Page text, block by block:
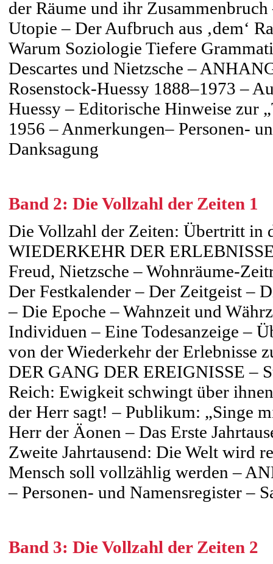
der Räume und ihr
Utopie – Der Aufbruch aus ‚dem‘
Warum Soziologie Tiefere
Descartes und Nietzsche –
Rosenstock-Huessy 1888–1973 –
Huessy – Editorische Hinweise zur
1956 – Anmerkungen– Personen-
Danksagung
Band 2: Die Vollzahl der Zeiten 1
Die Vollzahl der Zeiten: Übertritt
WIEDERKEHR DER
Freud, Nietzsche – Wohnräume-
Der Festkalender – Der Zeitgeist –
– Die Epoche – Wahnzeit und
Individuen – Eine Todesanzeige –
von der Wiederkehr der Erlebnisse
DER GANG DER EREIGNISSE –
Reich: Ewigkeit schwingt über
der Herr sagt! – Publikum: „Singe
Herr der Äonen – Das Erste
Zweite Jahrtausend: Die Welt wird
Mensch soll vollzählig werden –
– Personen- und Namensregister –
Band 3: Die Vollzahl der Zeiten 2